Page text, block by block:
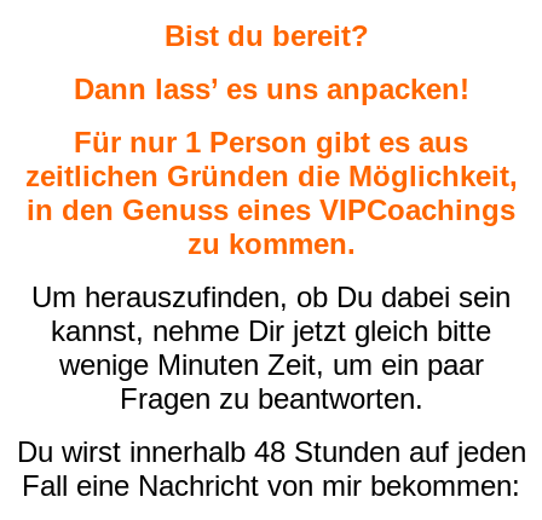
Bist du bereit?
Dann lass’ es uns anpacken!
Für nur 1 Person gibt es aus
zeitlichen Gründen die Möglichkeit,
in den Genuss eines VIPCoachings
zu kommen.
Um herauszufinden, ob Du dabei sein
kannst, nehme Dir jetzt gleich bitte
wenige Minuten Zeit, um ein paar
Fragen zu beantworten.
Du wirst innerhalb 48 Stunden auf jeden
Fall eine Nachricht von mir bekommen: